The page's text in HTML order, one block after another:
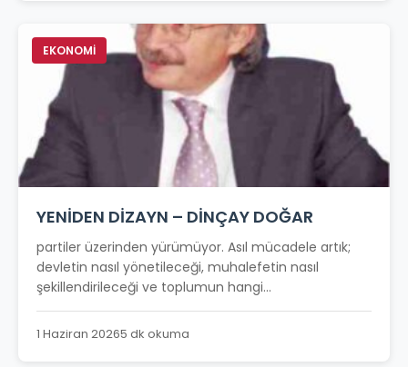
EKONOMİ
YENİDEN DİZAYN – DİNÇAY DOĞAR
partiler üzerinden yürümüyor. Asıl mücadele artık;
devletin nasıl yönetileceği, muhalefetin nasıl
şekillendirileceği ve toplumun hangi...
1 Haziran 20265 dk okuma